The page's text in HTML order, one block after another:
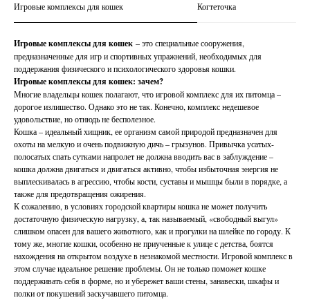
Игровые комплексы для кошек Когтеточка
Игровые комплексы для кошек – это специальные сооружения,
предназначенные для игр и спортивных упражнений, необходимых для
поддержания физического и психологического здоровья кошки.
Игровые комплексы для кошек: зачем?
Многие владельцы кошек полагают, что игровой комплекс для их питомца –
дорогое излишество. Однако это не так. Конечно, комплекс недешевое
удовольствие, но отнюдь не бесполезное.
Кошка – идеальный хищник, ее организм самой природой предназначен для
охоты на мелкую и очень подвижную дичь – грызунов. Привычка усатых-
полосатых спать сутками напролет не должна вводить вас в заблуждение –
кошка должна двигаться и двигаться активно, чтобы избыточная энергия не
выплескивалась в агрессию, чтобы кости, суставы и мышцы были в порядке, а
также для предотвращения ожирения.
К сожалению, в условиях городской квартиры кошка не может получить
достаточную физическую нагрузку, а, так называемый, «свободный выгул»
слишком опасен для вашего животного, как и прогулки на шлейке по городу. К
тому же, многие кошки, особенно не приученные к улице с детства, боятся
нахождения на открытом воздухе в незнакомой местности. Игровой комплекс в
этом случае идеальное решение проблемы. Он не только поможет кошке
поддерживать себя в форме, но и убережет ваши стены, занавески, шкафы и
полки от покушений заскучавшего питомца.